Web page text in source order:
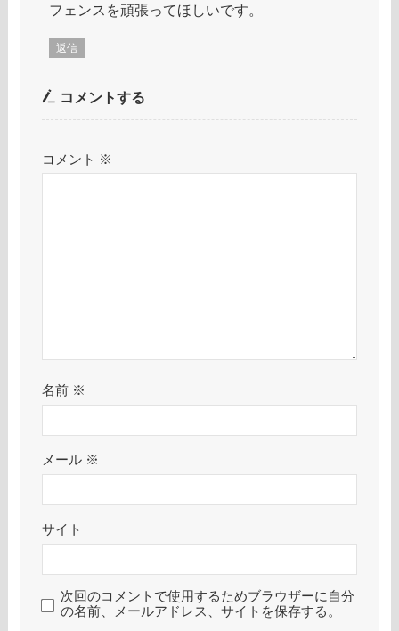
フェンスを頑張ってほしいです。
返信
コメントする
コメント ※
名前 ※
メール ※
サイト
次回のコメントで使用するためブラウザーに自分
の名前、メールアドレス、サイトを保存する。